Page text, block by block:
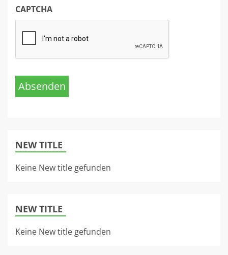
CAPTCHA
Absenden
NEW TITLE
Keine New title gefunden
NEW TITLE
Keine New title gefunden